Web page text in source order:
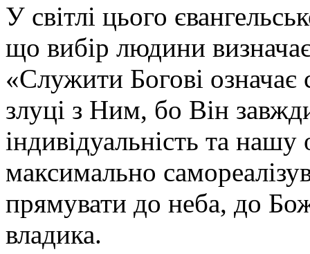
У світлі цього
що вибір людини
«Служити Богові
злуці з Ним, бо Він
індивідуальність та
максимально
прямувати до неба, до
владика.